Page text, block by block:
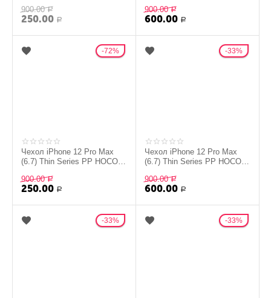
900.00 Р
250.00 Р
900.00 Р
600.00 Р
72%
Чехол iPhone 12 Pro Max
(6.7) Thin Series PP HOCO
900.00 Р
250.00 Р
33%
Чехол iPhone 12 Pro Max
(6.7) Thin Series PP HOCO
900.00 Р
600.00 Р
33% 33%